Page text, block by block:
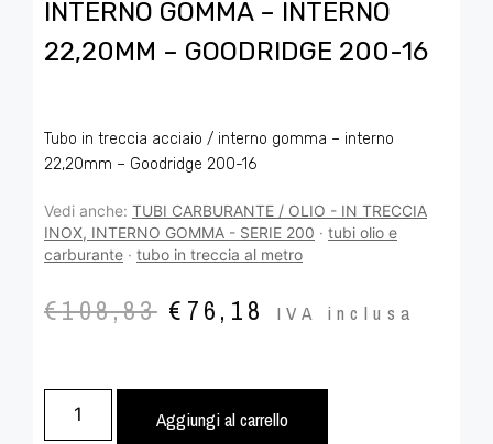
INTERNO GOMMA – INTERNO
22,20MM – GOODRIDGE 200-16
Tubo in treccia acciaio / interno gomma – interno
22,20mm – Goodridge 200-16
Vedi anche: TUBI CARBURANTE / OLIO - IN TRECCIA
INOX, INTERNO GOMMA - SERIE 200 · tubi olio e
carburante · tubo in treccia al metro
€108,83 € 76,18 IVA inclusa
Aggiungi al carrello